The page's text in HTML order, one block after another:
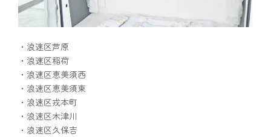
・浪速区芦原
・浪速区稲荷
・浪速区恵美須西
・浪速区恵美須東
・浪速区戎本町
・浪速区木津川
・浪速区久保吉